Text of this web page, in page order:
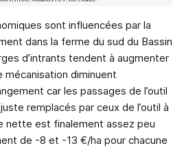
sont influencées par la
dans la ferme du sud du Bassin
d’intrants tendent à augmenter
mécanisation diminuent
car les passages de l’outil
remplacés par ceux de l’outil à
nette est finalement assez peu
de -8 et -13 €/ha pour chacune